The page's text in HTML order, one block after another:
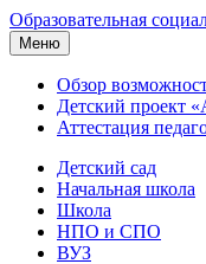
Образовательная
Меню
Обзор
Детский проект
Аттестация
Детский сад
Начальная школа
Школа
НПО и СПО
ВУЗ